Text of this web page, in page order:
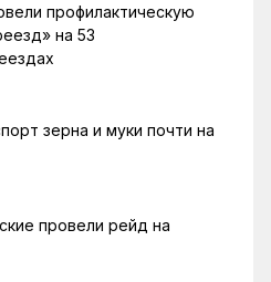
профилактическую
на 53
зерна и муки почти на
провели рейд на